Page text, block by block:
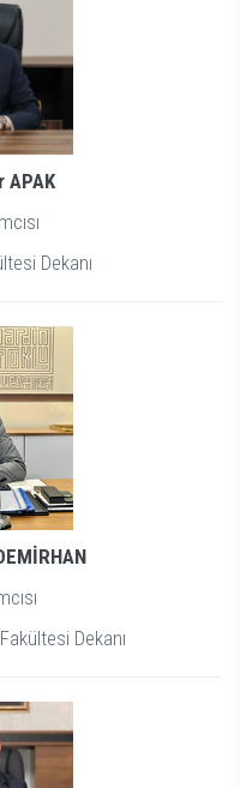
APAK
Dekanı
Dekanı